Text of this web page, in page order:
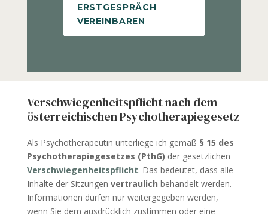
ERSTGESPRÄCH
VEREINBAREN
Verschwiegenheitspflicht nach dem
österreichischen Psychotherapiegesetz
Als Psychotherapeutin unterliege ich gemäß § 15 des
Psychotherapiegesetzes (PthG) der gesetzlichen
Verschwiegenheitspflicht. Das bedeutet, dass alle
Inhalte der Sitzungen vertraulich behandelt werden.
Informationen dürfen nur weitergegeben werden,
wenn Sie dem ausdrücklich zustimmen oder eine